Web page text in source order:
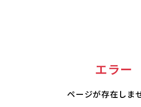
エラー
ページが存在しま